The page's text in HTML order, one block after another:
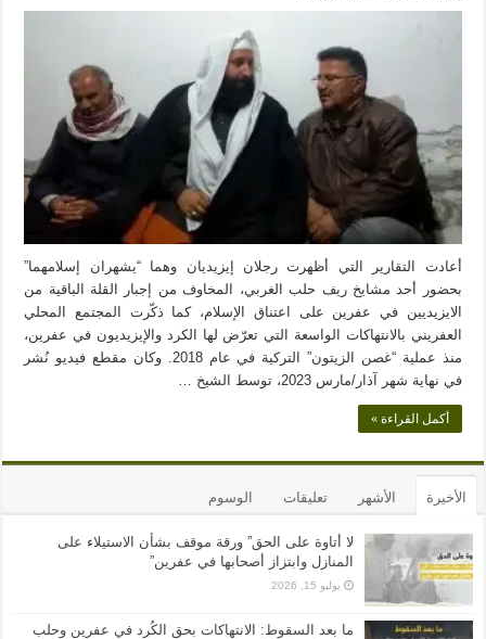
أعادت التقارير التي أظهرت رجلان إيزيديان وهما “يشهران إسلامهما”
بحضور أحد مشايخ ريف حلب الغربي، المخاوف من إجبار القلة الباقية من
الايزيديين في عفرين على اعتناق الإسلام، كما ذكّرت المجتمع المحلي
العفريني بالانتهاكات الواسعة التي تعرّض لها الكرد والإيزيديون في عفرين،
منذ عملية “غصن الزيتون” التركية في عام 2018. وكان مقطع فيديو نُشر
في نهاية شهر آذار/مارس 2023، توسط الشيخ …
أكمل القراءة »
الأخيرة الأشهر تعليقات الوسوم
لا أتاوة على الحق” ورقة موقف بشأن الاستيلاء على
المنازل وابتزاز أصحابها في عفرين”
يوليو 15, 2026
ما بعد السقوط: الانتهاكات بحق الكُرد في عفرين وحلب